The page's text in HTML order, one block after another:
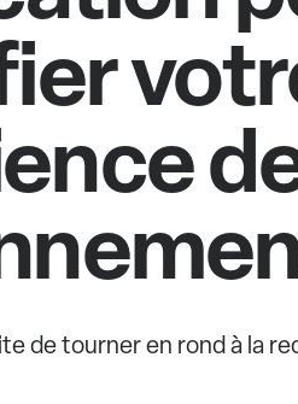
de tourner en rond à la